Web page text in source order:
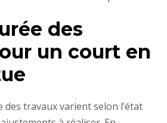
des
un court en
des travaux varient selon l’état